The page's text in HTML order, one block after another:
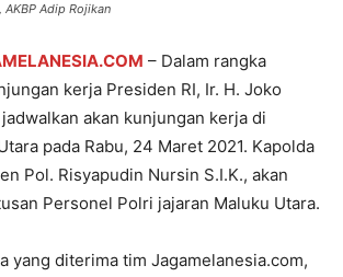
Adip Rojikan
– Dalam rangka
kerja Presiden RI, Ir. H. Joko
akan kunjungan kerja di
pada Rabu, 24 Maret 2021. Kapolda
Pol. Risyapudin Nursin S.I.K., akan
Personel Polri jajaran Maluku Utara.
yang diterima tim Jagamelanesia.com,